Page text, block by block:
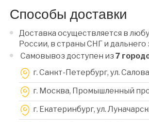
Способы доставки
Доставка осуществляется в
России, в страны СНГ и дальнего
Самовывоз доступен из 7
г. Санкт-Петербург, ул.
г. Москва, Промышленный
г. Екатеринбург, ул.